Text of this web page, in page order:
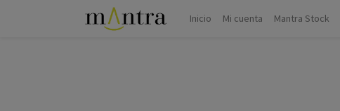
Inicio Mi cuenta Mantra Stock